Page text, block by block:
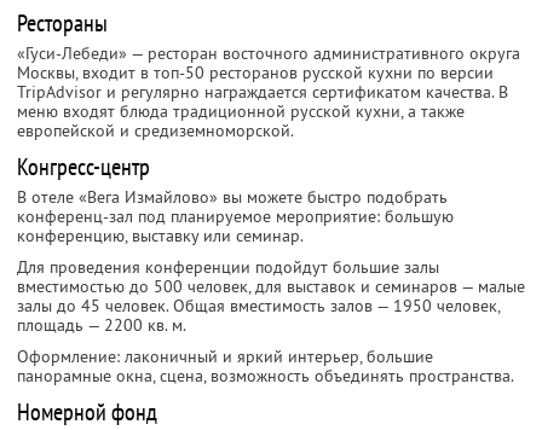
Рестораны
«Гуси-Лебеди» — ресторан восточного административного округа
Москвы, входит в топ-50 ресторанов русской кухни по версии
TripAdvisor и регулярно награждается сертификатом качества. В
меню входят блюда традиционной русской кухни, а также
европейской и средиземноморской.
Конгресс-центр
В отеле «Вега Измайлово» вы можете быстро подобрать
конференц-зал под планируемое мероприятие: большую
конференцию, выставку или семинар.
Для проведения конференции подойдут большие залы
вместимостью до 500 человек, для выставок и семинаров — малые
залы до 45 человек. Общая вместимость залов — 1950 человек,
площадь — 2200 кв. м.
Оформление: лаконичный и яркий интерьер, большие
панорамные окна, сцена, возможность объединять пространства.
Номерной фонд